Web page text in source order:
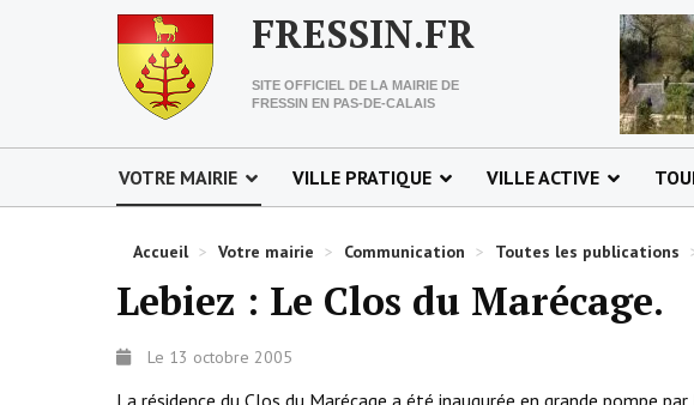
FRESSIN.FR
SITE OFFICIEL DE LA MAIRIE DE
FRESSIN EN PAS-DE-CALAIS
VOTRE MAIRIE VILLE PRATIQUE VILLE ACTIVE
Accueil > Votre mairie > Communication > Toutes les publications
Lebiez : Le Clos du Marécage.
Le 13 octobre 2005
La résidence du Clos du Marécage a été inaugurée en grande pompe